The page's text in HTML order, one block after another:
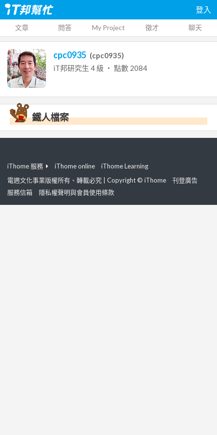
登入
文章 問答 My Project 徵才 聊天
cpc0935 (cpc0935)
iT邦研究生 4 級 ‧ 點數 2084
鐵人檔案
iThome 服務 iThome online
iThome Learning
電週文化事業版權所有、轉載必究 | Copyright © iThome
刊登廣告
服務信箱
隱私權聲明與會員使用條款